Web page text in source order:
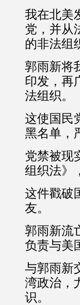
我在北美
党，并从
的非法组
郭雨新将
印发，再
法组织。
这使国民
黑名单，
党禁被现
组织法》
这件戳破
友。
郭雨新流
负责与美
与郭雨新
湾政治，
识。